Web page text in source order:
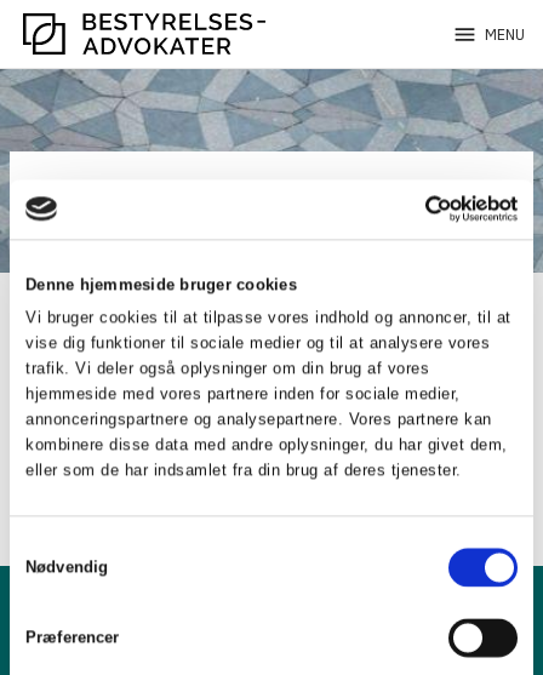
Denne hjemmeside bruger cookies
Vi bruger cookies til at tilpasse vores indhold og annoncer, til at
vise dig funktioner til sociale medier og til at analysere vores
trafik. Vi deler også oplysninger om din brug af vores
hjemmeside med vores partnere inden for sociale medier,
annonceringspartnere og analysepartnere. Vores partnere kan
kombinere disse data med andre oplysninger, du har givet dem,
eller som de har indsamlet fra din brug af deres tjenester.
Nødvendig
Præferencer
menu MENU
Udmeldelse
Tak for denne gang